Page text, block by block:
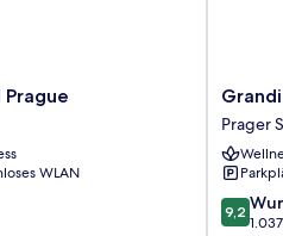
WLAN
Hotel
Prague
Prager
Prager
9.2
von
9,2